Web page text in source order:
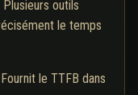
outils
le temps
Fournit le TTFB dans